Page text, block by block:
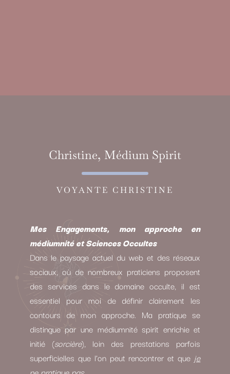
Christine, Médium Spirit
VOYANTE CHRISTINE
Mes Engagements, mon approche en
médiumnité et Sciences Occultes
Dans le paysage actuel du web et des réseaux
sociaux, où de nombreux praticiens proposent
des services dans le domaine occulte, il est
essentiel pour moi de définir clairement les
contours de mon approche. Ma pratique se
distingue par une médiumnité spirit enrichie et
initié (sorcière), loin des prestations parfois
superficielles que l’on peut rencontrer et que je